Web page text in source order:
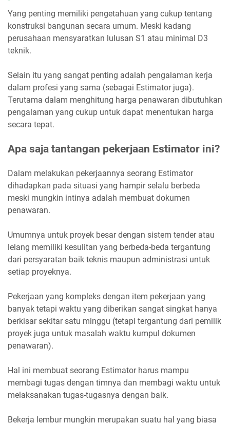
Yang penting memiliki pengetahuan yang cukup tentang
konstruksi bangunan secara umum. Meski kadang
perusahaan mensyaratkan lulusan S1 atau minimal D3
teknik.
Selain itu yang sangat penting adalah pengalaman kerja
dalam profesi yang sama (sebagai Estimator juga).
Terutama dalam menghitung harga penawaran dibutuhkan
pengalaman yang cukup untuk dapat menentukan harga
secara tepat.
Apa saja tantangan pekerjaan Estimator ini?
Dalam melakukan pekerjaannya seorang Estimator
dihadapkan pada situasi yang hampir selalu berbeda
meski mungkin intinya adalah membuat dokumen
penawaran.
Umumnya untuk proyek besar dengan sistem tender atau
lelang memiliki kesulitan yang berbeda-beda tergantung
dari persyaratan baik teknis maupun administrasi untuk
setiap proyeknya.
Pekerjaan yang kompleks dengan item pekerjaan yang
banyak tetapi waktu yang diberikan sangat singkat hanya
berkisar sekitar satu minggu (tetapi tergantung dari pemilik
proyek juga untuk masalah waktu kumpul dokumen
penawaran).
Hal ini membuat seorang Estimator harus mampu
membagi tugas dengan timnya dan membagi waktu untuk
melaksanakan tugas-tugasnya dengan baik.
Bekerja lembur mungkin merupakan suatu hal yang biasa